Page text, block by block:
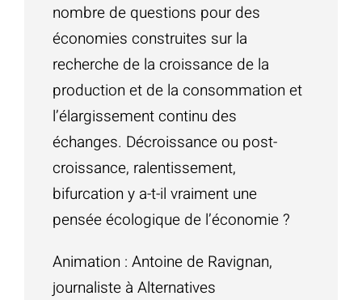
nombre de questions pour des
économies construites sur la
recherche de la croissance de la
production et de la consommation et
l’élargissement continu des
échanges. Décroissance ou post-
croissance, ralentissement,
bifurcation y a-t-il vraiment une
pensée écologique de l’économie ?
Animation : Antoine de Ravignan,
journaliste à Alternatives